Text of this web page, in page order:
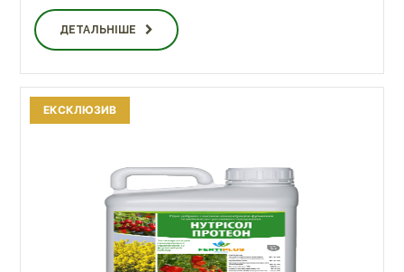
ДЕТАЛЬНІШЕ
ЕКСКЛЮЗИВ